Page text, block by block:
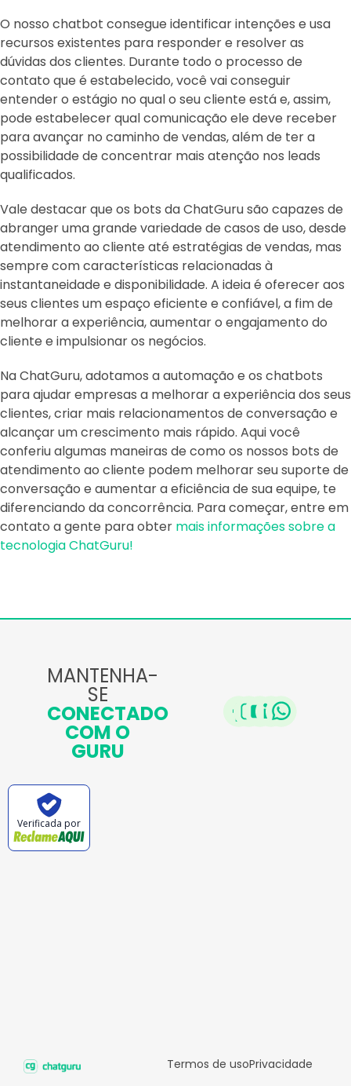
O nosso chatbot consegue identificar intenções e usa
recursos existentes para responder e resolver as
dúvidas dos clientes. Durante todo o processo de
contato que é estabelecido, você vai conseguir
entender o estágio no qual o seu cliente está e, assim,
pode estabelecer qual comunicação ele deve receber
para avançar no caminho de vendas, além de ter a
possibilidade de concentrar mais atenção nos leads
qualificados.
Vale destacar que os bots da ChatGuru são capazes de
abranger uma grande variedade de casos de uso, desde
atendimento ao cliente até estratégias de vendas, mas
sempre com características relacionadas à
instantaneidade e disponibilidade. A ideia é oferecer aos
seus clientes um espaço eficiente e confiável, a fim de
melhorar a experiência, aumentar o engajamento do
cliente e impulsionar os negócios.
Na ChatGuru, adotamos a automação e os chatbots
para ajudar empresas a melhorar a experiência dos seus
clientes, criar mais relacionamentos de conversação e
alcançar um crescimento mais rápido. Aqui você
conferiu algumas maneiras de como os nossos bots de
atendimento ao cliente podem melhorar seu suporte de
conversação e aumentar a eficiência de sua equipe, te
diferenciando da concorrência. Para começar, entre em
contato a gente para obter mais informações sobre a
tecnologia ChatGuru!
MANTENHA-
SE
CONECTADO
COM O
GURU
Verificada por
Termos de usoPrivacidade